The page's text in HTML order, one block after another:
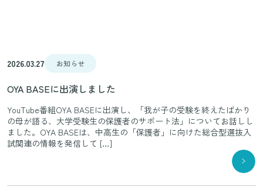
2026.03.27 お知らせ
OYA BASEに出演しました
YouTube番組OYA BASEに出演し、「我が子の受験を終えたばかり
の母が語る、大学受験生の保護者のサポート法」についてお話しし
ました。OYA BASEは、中高生の「保護者」に向けた総合型選抜入
試関連の情報を発信して […]